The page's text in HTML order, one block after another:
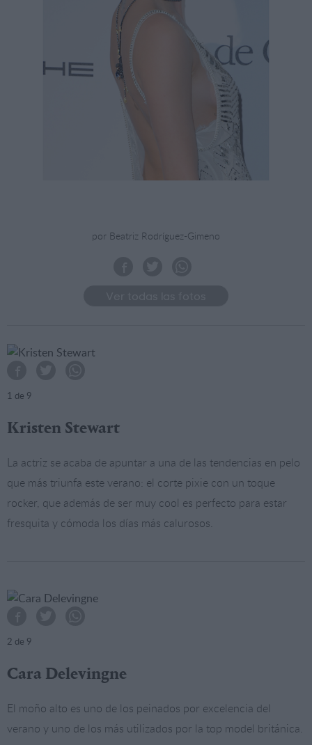
por Beatriz Rodríguez-Gimeno
1 de 9
Kristen Stewart
La actriz se acaba de apuntar a una de las tendencias en pelo
que más triunfa este verano: el corte pixie con un toque
rocker, que además de ser muy cool es perfecto para estar
fresquita y cómoda los días más calurosos.
2 de 9
Cara Delevingne
El moño alto es uno de los peinados por excelencia del
verano y uno de los más utilizados por la top model británica.